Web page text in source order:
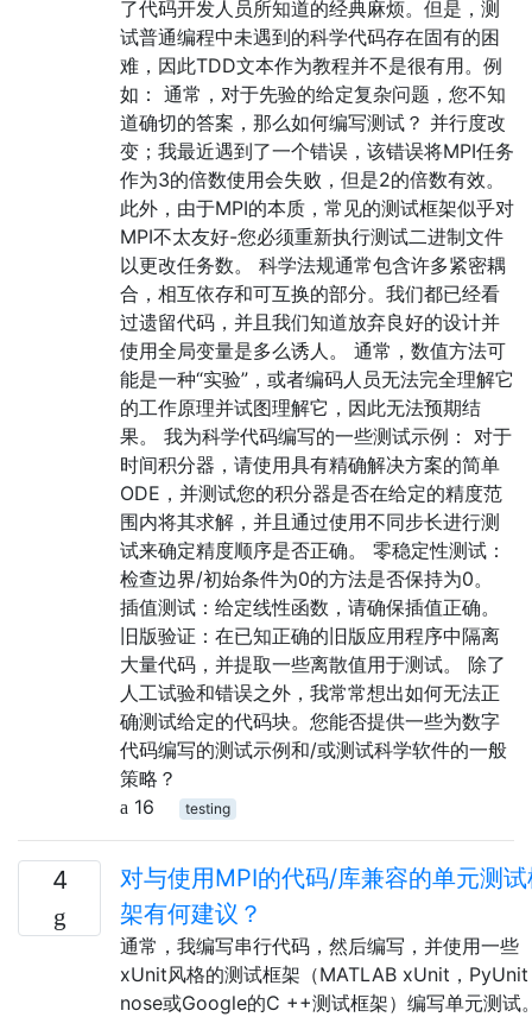
了代码开发人员所知道的经典麻烦。但是，测
试普通编程中未遇到的科学代码存在固有的困
难，因此TDD文本作为教程并不是很有用。例
如： 通常，对于先验的给定复杂问题，您不知
道确切的答案，那么如何编写测试？ 并行度改
变；我最近遇到了一个错误，该错误将MPI任务
作为3的倍数使用会失败，但是2的倍数有效。
此外，由于MPI的本质，常见的测试框架似乎对
MPI不太友好-您必须重新执行测试二进制文件
以更改任务数。 科学法规通常包含许多紧密耦
合，相互依存和可互换的部分。我们都已经看
过遗留代码，并且我们知道放弃良好的设计并
使用全局变量是多么诱人。 通常，数值方法可
能是一种“实验”，或者编码人员无法完全理解它
的工作原理并试图理解它，因此无法预期结
果。 我为科学代码编写的一些测试示例： 对于
时间积分器，请使用具有精确解决方案的简单
ODE，并测试您的积分器是否在给定的精度范
围内将其求解，并且通过使用不同步长进行测
试来确定精度顺序是否正确。 零稳定性测试：
检查边界/初始条件为0的方法是否保持为0。
插值测试：给定线性函数，请确保插值正确。
旧版验证：在已知正确的旧版应用程序中隔离
大量代码，并提取一些离散值用于测试。 除了
人工试验和错误之外，我常常想出如何无法正
确测试给定的代码块。您能否提供一些为数字
代码编写的测试示例和/或测试科学软件的一般
策略？
16
testing
4
对与使用MPI的代码/库兼容的单元测
架有何建议？
通常，我编写串行代码，然后编写，并使用一些
xUnit风格的测试框架（MATLAB xUnit，
nose或Google的C ++测试框架）编写单元测试